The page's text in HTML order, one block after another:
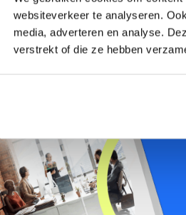
websiteverkeer te analyseren.
media, adverteren en analyse.
verstrekt of die ze hebben